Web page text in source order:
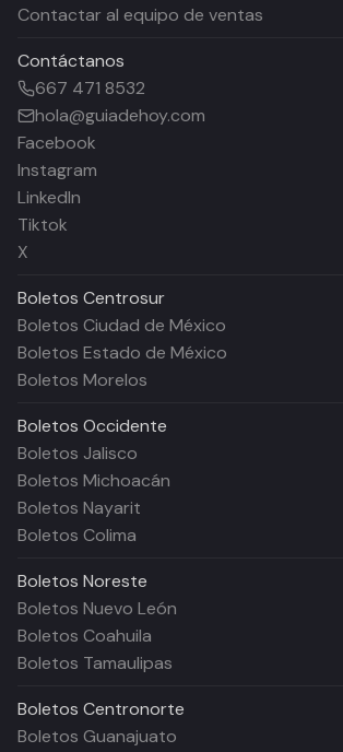
Contactar al equipo de ventas
Contáctanos
667 471 8532
hola@guiadehoy.com
Facebook
Instagram
LinkedIn
Tiktok
X
Boletos Centrosur
Boletos Ciudad de México
Boletos Estado de México
Boletos Morelos
Boletos Occidente
Boletos Jalisco
Boletos Michoacán
Boletos Nayarit
Boletos Colima
Boletos Noreste
Boletos Nuevo León
Boletos Coahuila
Boletos Tamaulipas
Boletos Centronorte
Boletos Guanajuato